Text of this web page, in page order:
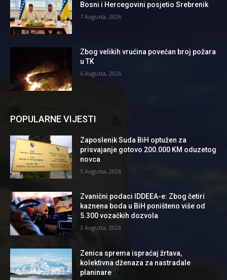
Bosni i Hercegovini posjetio Srebrenik
7 Augusta, 2026
Zbog velikih vrućina povećan broj požara
u TK
6 Augusta, 2026
POPULARNE VIJESTI
Zaposlenik Suda BiH optužen za
prisvajanje gotovo 200.000 KM oduzetog
novca
5 Augusta, 2026
Zvanični podaci IDDEEA-e: Zbog četiri
kaznena boda u BiH poništeno više od
5.300 vozačkih dozvola
3 Augusta, 2026
Zenica sprema ispraćaj žrtava,
kolektivna dženaza za nastradale
planinare